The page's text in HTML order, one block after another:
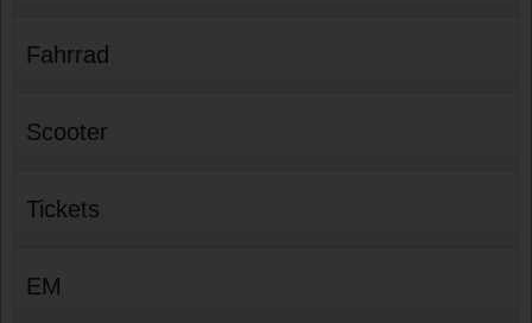
Fahrrad
Scooter
Tickets
EM